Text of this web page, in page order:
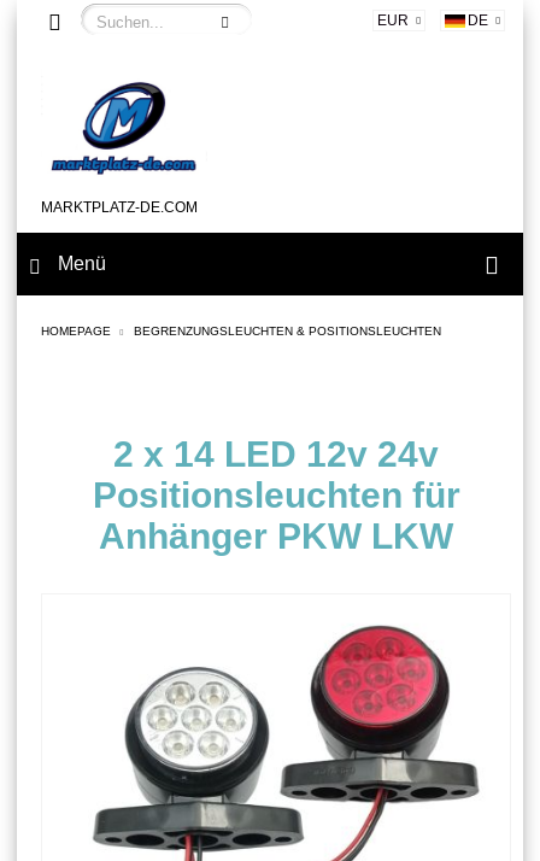
EUR DE
MARKTPLATZ-DE.COM
Menü
HOMEPAGE BEGRENZUNGSLEUCHTEN & POSITIONSLEUCHTEN
2 x 14 LED 12v 24v
Positionsleuchten für
Anhänger PKW LKW